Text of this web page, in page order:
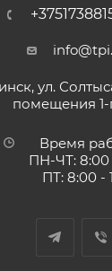
ул.
помещения 1-
Время
ПН-ЧТ: 8:00
ПТ: 8:00 -